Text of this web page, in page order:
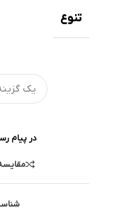
تنوع
در پیام